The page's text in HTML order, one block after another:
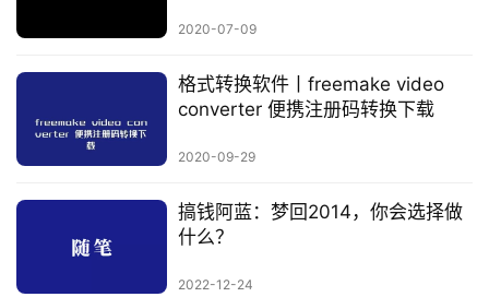
2020-07-09
格式转换软件丨freemake video
converter 便携注册码转换下载
2020-09-29
搞钱阿蓝：梦回2014，你会选择做
什么？
2022-12-24